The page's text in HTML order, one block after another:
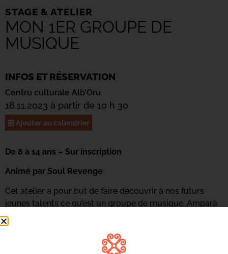
STAGE & ATELIER
MON 1ER GROUPE DE
MUSIQUE
INFOS ET RÉSERVATION
Centru culturale Alb’Oru
18.11.2023 à partir de 10 h 30
Ajouter au calendrier
De 8 à 14 ans – Sur inscription
Animé par Soul Revenge
Cet atelier a pour but de faire découvrir à nos futurs
jeunes talents ce qu’est un groupe de musique. Amparà
à ghjucà inseme, cumpone, cantà, sparte, spannassi trà
l’arte. Ogni i trè mesi, ci serà una restituzione urganizata
pè mette in pratica e cunniscenze acquiste.